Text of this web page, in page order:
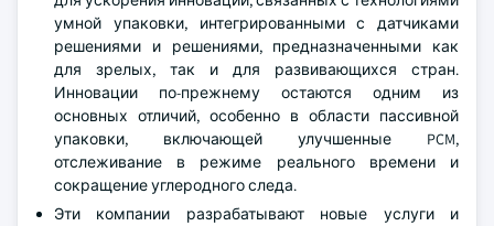
умной упаковки, интегрированными с датчиками
решениями и решениями, предназначенными как
для зрелых, так и для развивающихся стран.
Инновации по-прежнему остаются одним из
основных отличий, особенно в области пассивной
упаковки, включающей улучшенные PCM,
отслеживание в режиме реального времени и
сокращение углеродного следа.
Эти компании разрабатывают новые услуги и